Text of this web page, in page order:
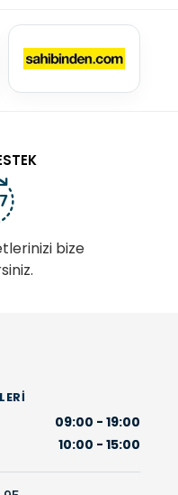
bize
09:00 - 19:00
10:00 - 15:00